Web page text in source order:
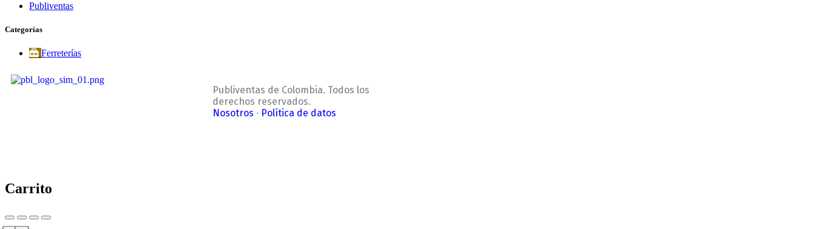
Publiventas
Categorías
Ferreterías
Publiventas de Colombia. Todos los
derechos reservados.
Nosotros · Política de datos
Carrito